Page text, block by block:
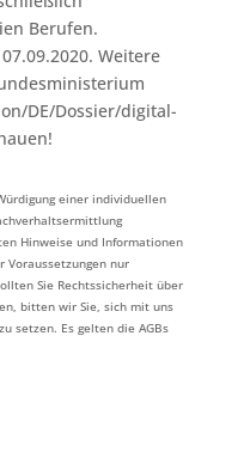
Berufen.⁠
Weitere
DE/Dossier/digital-
einer individuellen
Hinweise und Informationen
Voraussetzungen nur
Sie Rechtssicherheit über
bitten wir Sie, sich mit uns
setzen. Es gelten die AGBs